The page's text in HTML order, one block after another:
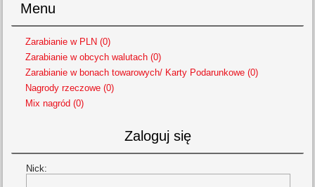
Menu
Zarabianie w PLN (0)
Zarabianie w obcych walutach (0)
Zarabianie w bonach towarowych/ Karty Podarunkowe (0)
Nagrody rzeczowe (0)
Mix nagród (0)
Zaloguj się
Nick: